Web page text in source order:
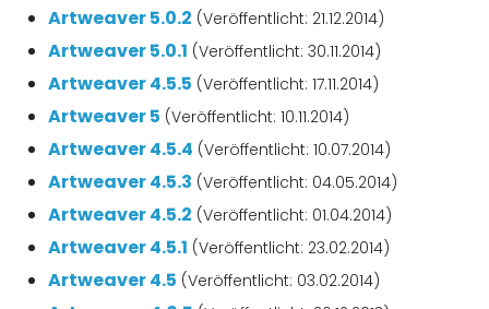
Artweaver 5.0.2 (Veröffentlicht: 21.12.2014)
Artweaver 5.0.1 (Veröffentlicht: 30.11.2014)
Artweaver 4.5.5 (Veröffentlicht: 17.11.2014)
Artweaver 5 (Veröffentlicht: 10.11.2014)
Artweaver 4.5.4 (Veröffentlicht: 10.07.2014)
Artweaver 4.5.3 (Veröffentlicht: 04.05.2014)
Artweaver 4.5.2 (Veröffentlicht: 01.04.2014)
Artweaver 4.5.1 (Veröffentlicht: 23.02.2014)
Artweaver 4.5 (Veröffentlicht: 03.02.2014)